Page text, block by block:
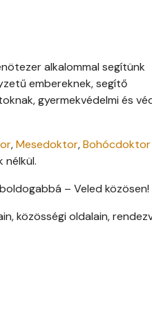
alkalommal segítünk
embereknek, segítő
gyermekvédelmi és
,Mesedoktor,Bohócdoktor
nélkül.
– Veled közösen!
közösségi oldalain,